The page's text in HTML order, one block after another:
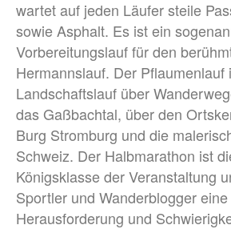
wartet auf jeden Läufer steile
sowie Asphalt. Es ist ein
Vorbereitungslauf für den
Hermannslauf. Der Pflaumenlauf
Landschaftslauf über
das Gaßbachtal, über den
Burg Stromburg und die
Schweiz. Der Halbmarathon ist
Königsklasse der Veranstaltung
Sportler und Wanderblogger
Herausforderung und